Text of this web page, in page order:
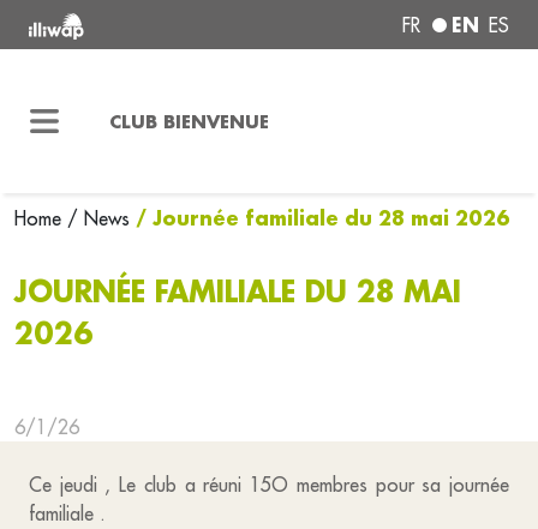
FR EN ES
CLUB BIENVENUE
Home / News / Journée familiale du 28 mai 2026
JOURNÉE FAMILIALE DU 28 MAI
2026
6/1/26
Ce jeudi , Le club a réuni 15O membres pour sa journée
familiale .